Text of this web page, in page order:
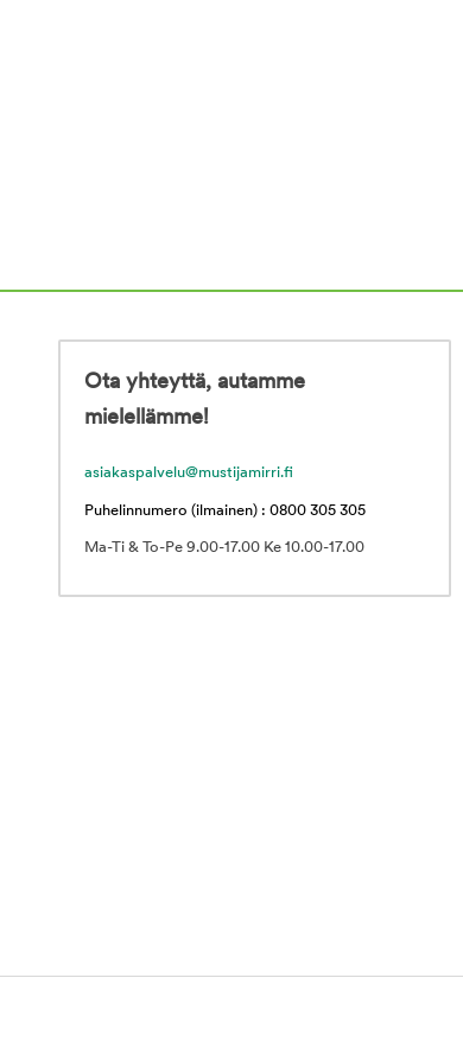
Ota yhteyttä, autamme
mielellämme!
asiakaspalvelu@mustijamirri.fi
Puhelinnumero (ilmainen) : 0800 305 305
Ma-Ti & To-Pe 9.00-17.00 Ke 10.00-17.00